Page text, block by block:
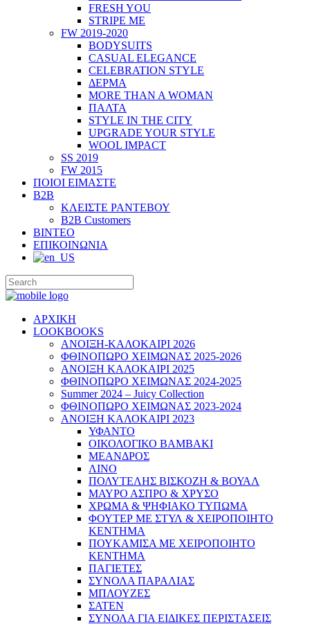
FRESH YOU
STRIPE ME
FW 2019-2020
BODYSUITS
CASUAL ELEGANCE
CELEBRATION STYLE
ΔΕΡΜΑ
MORE THAN A WOMAN
ΠΑΛΤΑ
STYLE IN THE CITY
UPGRADE YOUR STYLE
WOOL IMPACT
SS 2019
FW 2015
ΠΟΙΟΙ ΕΙΜΑΣΤΕ
B2B
ΚΛΕΙΣΤΕ ΡΑΝΤΕΒΟΥ
B2B Customers
ΒΙΝΤΕΟ
ΕΠΙΚΟΙΝΩΝΙΑ
ΑΡΧΙΚΗ
LOOKBOOKS
ΑΝΟΙΞΗ-ΚΑΛΟΚΑΙΡΙ 2026
ΦΘΙΝΟΠΩΡΟ ΧΕΙΜΩΝΑΣ 2025-2026
ΑΝΟΙΞΗ ΚΑΛΟΚΑΙΡΙ 2025
ΦΘΙΝΟΠΩΡΟ ΧΕΙΜΩΝΑΣ 2024-2025
Summer 2024 – Juicy Collection
ΦΘΙΝΟΠΩΡΟ ΧΕΙΜΩΝΑΣ 2023-2024
ΑΝΟΙΞΗ ΚΑΛΟΚΑΙΡΙ 2023
ΥΦΑΝΤΟ
ΟΙΚΟΛΟΓΙΚΟ ΒΑΜΒΑΚΙ
ΜΕΑΝΔΡΟΣ
ΛΙΝΟ
ΠΟΛΥΤΕΛΗΣ ΒΙΣΚΟΖΗ & ΒΟΥΑΛ
ΜΑΥΡΟ ΑΣΠΡΟ & ΧΡΥΣΟ
ΧΡΩΜΑ & ΨΗΦΙΑΚΟ ΤΥΠΩΜΑ
ΦΟΥΤΕΡ ΜΕ ΣΤΥΛ & ΧΕΙΡΟΠΟΙΗΤΟ
ΚΕΝΤΗΜΑ
ΠΟΥΚΑΜΙΣΑ ΜΕ ΧΕΙΡΟΠΟΙΗΤΟ
ΚΕΝΤΗΜΑ
ΠΑΓΙΕΤΕΣ
ΣΥΝΟΛΑ ΠΑΡΑΛΙΑΣ
ΜΠΛΟΥΖΕΣ
ΣΑΤΕΝ
ΣΥΝΟΛΑ ΓΙΑ ΕΙΔΙΚΕΣ ΠΕΡΙΣΤΑΣΕΙΣ